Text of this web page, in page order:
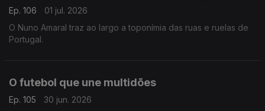
Ep. 106
01 jul. 2026
O Nuno Amaral traz ao largo a toponímia das ruas e ruelas de
Portugal.
O futebol que une multidões
Ep. 105
30 jun. 2026